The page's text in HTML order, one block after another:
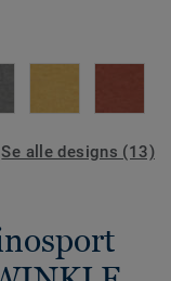
Se alle designs (13)